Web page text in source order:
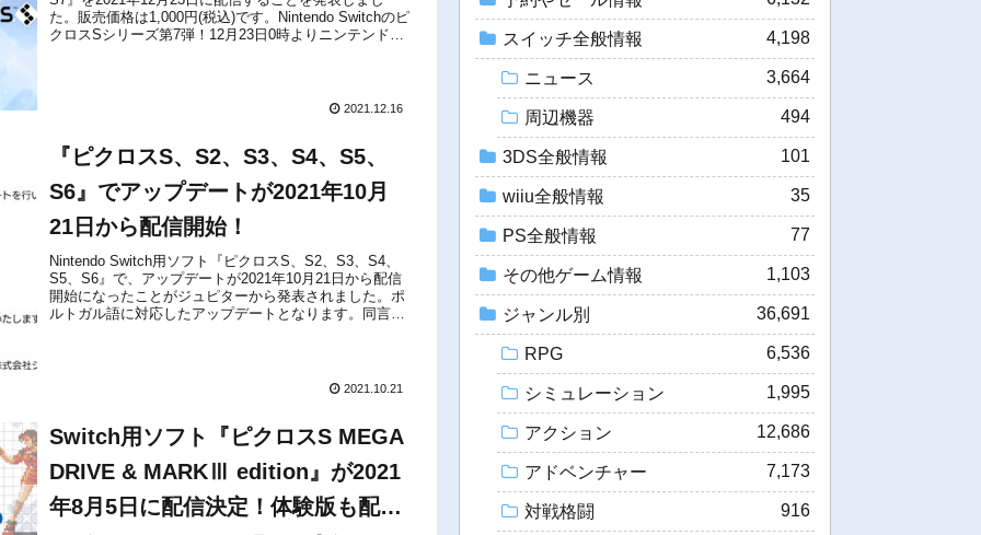
た。販売価格は1,000円(税込)です。Nintendo Switchのピ
クロスSシリーズ第7弾！12月23日0時よりニンテンドー
2021.12.16
『ピクロスS、S2、S3、S4、S5、
S6』でアップデートが2021年10月
21日から配信開始！
Nintendo Switch用ソフト『ピクロスS、S2、S3、S4、
S5、S6』で、アップデートが2021年10月21日から配信
開始になったことがジュピターから発表されました。ポ
ルトガル語に対応したアップデートとなります。同言語
2021.10.21
Switch用ソフト『ピクロスS MEGA
DRIVE & MARKⅢ edition』が2021
年8月5日に配信決定！体験版も配信
スイッチ全般情報 4,198
ニュース 3,664
周辺機器 494
3DS全般情報 101
wiiu全般情報 35
PS全般情報 77
その他ゲーム情報 1,103
ジャンル別 36,691
RPG 6,536
シミュレーション 1,995
アクション 12,686
アドベンチャー 7,173
対戦格闘 916